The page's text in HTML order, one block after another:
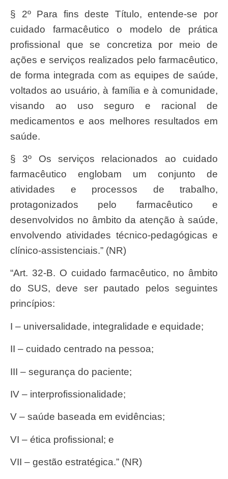
§ 2º Para fins deste Título, entende-se por
cuidado farmacêutico o modelo de prática
profissional que se concretiza por meio de
ações e serviços realizados pelo farmacêutico,
de forma integrada com as equipes de saúde,
voltados ao usuário, à família e à comunidade,
visando ao uso seguro e racional de
medicamentos e aos melhores resultados em
saúde.
§ 3º Os serviços relacionados ao cuidado
farmacêutico englobam um conjunto de
atividades e processos de trabalho,
protagonizados pelo farmacêutico e
desenvolvidos no âmbito da atenção à saúde,
envolvendo atividades técnico-pedagógicas e
clínico-assistenciais.” (NR)
“Art. 32-B. O cuidado farmacêutico, no âmbito
do SUS, deve ser pautado pelos seguintes
princípios:
I – universalidade, integralidade e equidade;
II – cuidado centrado na pessoa;
III – segurança do paciente;
IV – interprofissionalidade;
V – saúde baseada em evidências;
VI – ética profissional; e
VII – gestão estratégica.” (NR)